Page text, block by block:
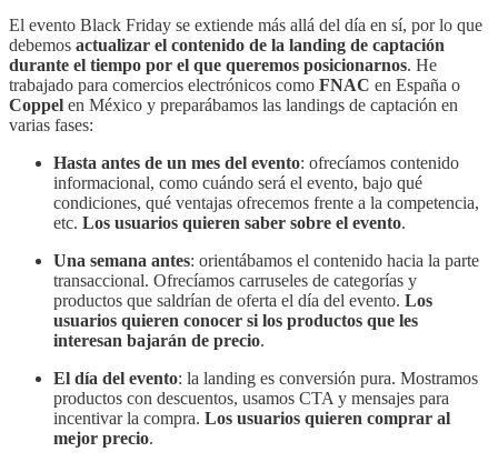
El evento Black Friday se extiende más allá del día en sí, por lo que
debemos actualizar el contenido de la landing de captación
durante el tiempo por el que queremos posicionarnos. He
trabajado para comercios electrónicos como FNAC en España o
Coppel en México y preparábamos las landings de captación en
varias fases:
Hasta antes de un mes del evento: ofrecíamos contenido
informacional, como cuándo será el evento, bajo qué
condiciones, qué ventajas ofrecemos frente a la competencia,
etc. Los usuarios quieren saber sobre el evento.
Una semana antes: orientábamos el contenido hacia la parte
transaccional. Ofrecíamos carruseles de categorías y
productos que saldrían de oferta el día del evento. Los
usuarios quieren conocer si los productos que les
interesan bajarán de precio.
El día del evento: la landing es conversión pura. Mostramos
productos con descuentos, usamos CTA y mensajes para
incentivar la compra. Los usuarios quieren comprar al
mejor precio.